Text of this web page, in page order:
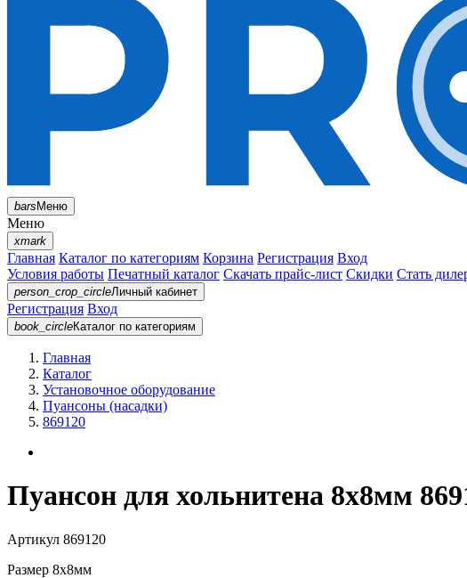
barsМеню
Меню
xmark
Главная Каталог по категориям Корзина Регистрация Вход
Условия работы Печатный каталог Скачать прайс-лист Скидки Стать
person_crop_circleЛичный кабинет
Регистрация Вход
book_circleКаталог по категориям
Главная
Каталог
Установочное оборудование
Пуансоны (насадки)
869120
Пуансон для хольнитена 8х8мм
Артикул 869120
Размер 8х8мм